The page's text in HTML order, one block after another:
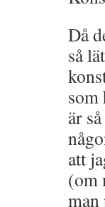
Då
så
som
är
att
(om
man